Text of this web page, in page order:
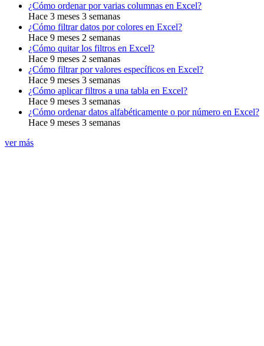
¿Cómo ordenar por varias columnas en Excel?
Hace 3 meses 3 semanas
¿Cómo filtrar datos por colores en Excel?
Hace 9 meses 2 semanas
¿Cómo quitar los filtros en Excel?
Hace 9 meses 2 semanas
¿Cómo filtrar por valores específicos en Excel?
Hace 9 meses 3 semanas
¿Cómo aplicar filtros a una tabla en Excel?
Hace 9 meses 3 semanas
¿Cómo ordenar datos alfabéticamente o por número en Excel?
Hace 9 meses 3 semanas
ver más